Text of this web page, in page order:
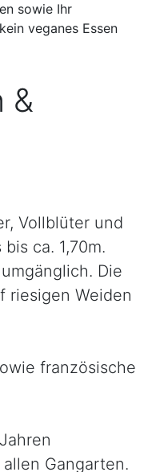
sowie Ihr
veganes Essen
&
Vollblüter und
ca. 1,70m.
Die
riesigen Weiden
französische
Gangarten.